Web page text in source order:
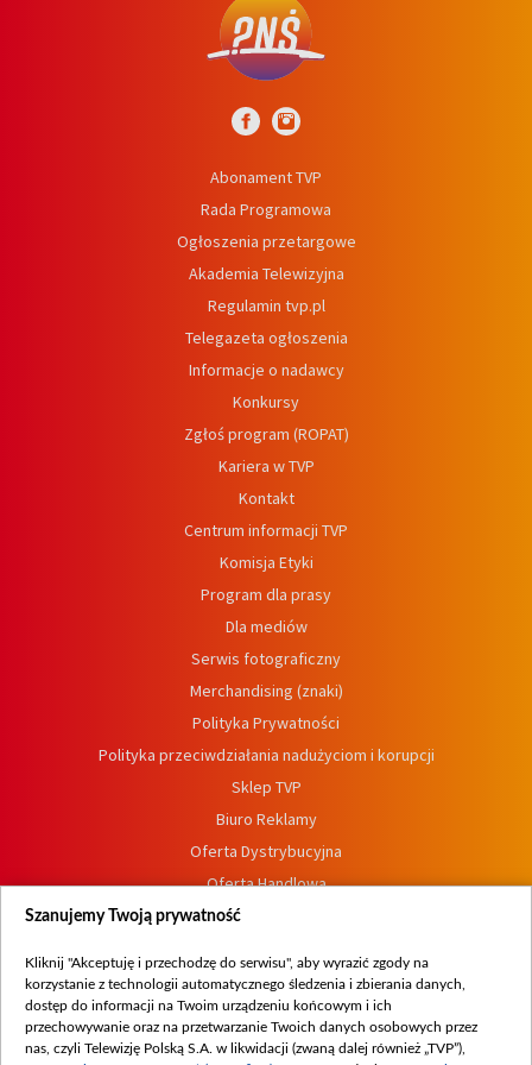
Abonament TVP
Rada Programowa
Ogłoszenia przetargowe
Akademia Telewizyjna
Regulamin tvp.pl
Telegazeta ogłoszenia
Informacje o nadawcy
Konkursy
Zgłoś program (ROPAT)
Kariera w TVP
Kontakt
Centrum informacji TVP
Komisja Etyki
Program dla prasy
Dla mediów
Serwis fotograficzny
Merchandising (znaki)
Polityka Prywatności
Polityka przeciwdziałania nadużyciom i korupcji
Sklep TVP
Biuro Reklamy
Oferta Dystrybucyjna
Oferta Handlowa
Dostępność
Procedura zgłoszeń wewnętrznych
Szanujemy Twoją prywatność
Kliknij "Akceptuję i przechodzę do serwisu", aby wyrazić zgody na
korzystanie z technologii automatycznego śledzenia i zbierania danych,
dostęp do informacji na Twoim urządzeniu końcowym i ich
przechowywanie oraz na przetwarzanie Twoich danych osobowych przez
nas, czyli Telewizję Polską S.A. w likwidacji (zwaną dalej również „TVP”),